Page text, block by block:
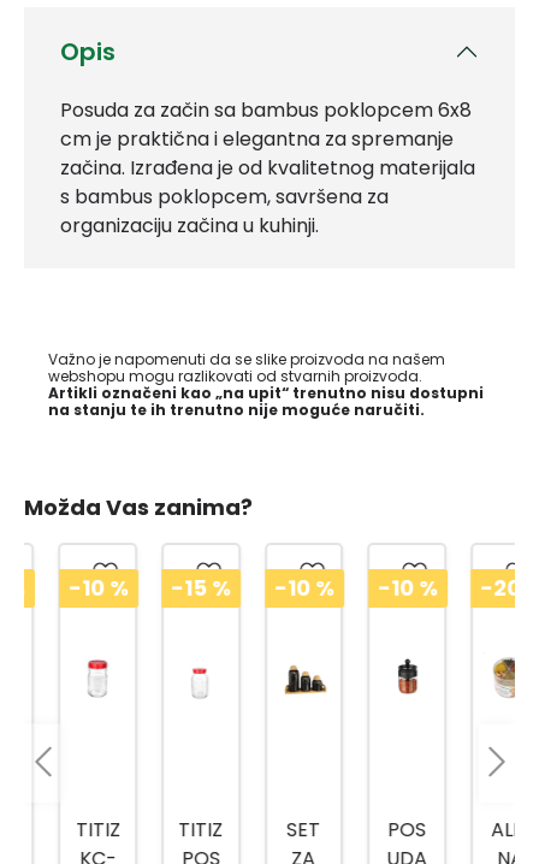
Opis
Posuda za začin sa bambus poklopcem 6x8
cm je praktična i elegantna za spremanje
začina. Izrađena je od kvalitetnog materijala
s bambus poklopcem, savršena za
organizaciju začina u kuhinji.
Važno je napomenuti da se slike proizvoda na našem
webshopu mogu razlikovati od stvarnih proizvoda.
Artikli označeni kao „na upit“ trenutno nisu dostupni
na stanju te ih trenutno nije moguće naručiti.
Možda Vas zanima?
-10%
TITIZ
KC-
-15%
TITIZ
POS
-10% -10%
POS
UDA
-20%
ALPI